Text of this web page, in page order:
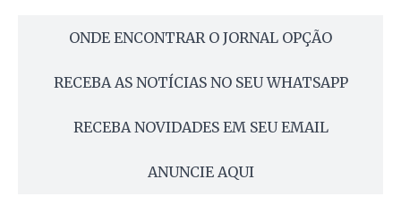
ONDE ENCONTRAR O JORNAL OPÇÃO
RECEBA AS NOTÍCIAS NO SEU WHATSAPP
RECEBA NOVIDADES EM SEU EMAIL
ANUNCIE AQUI